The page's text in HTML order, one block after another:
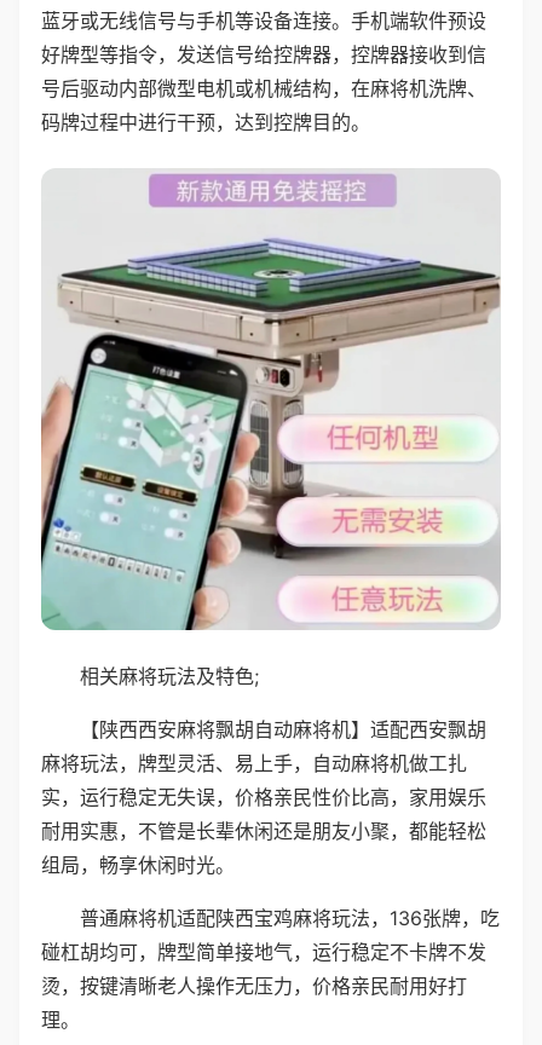
蓝牙或无线信号与手机等设备连接。手机端软件预设
好牌型等指令，发送信号给控牌器，控牌器接收到信
号后驱动内部微型电机或机械结构，在麻将机洗牌、
码牌过程中进行干预，达到控牌目的。
相关麻将玩法及特色;
【陕西西安麻将飘胡自动麻将机】适配西安飘胡
麻将玩法，牌型灵活、易上手，自动麻将机做工扎
实，运行稳定无失误，价格亲民性价比高，家用娱乐
耐用实惠，不管是长辈休闲还是朋友小聚，都能轻松
组局，畅享休闲时光。
普通麻将机适配陕西宝鸡麻将玩法，136张牌，吃
碰杠胡均可，牌型简单接地气，运行稳定不卡牌不发
烫，按键清晰老人操作无压力，价格亲民耐用好打
理。